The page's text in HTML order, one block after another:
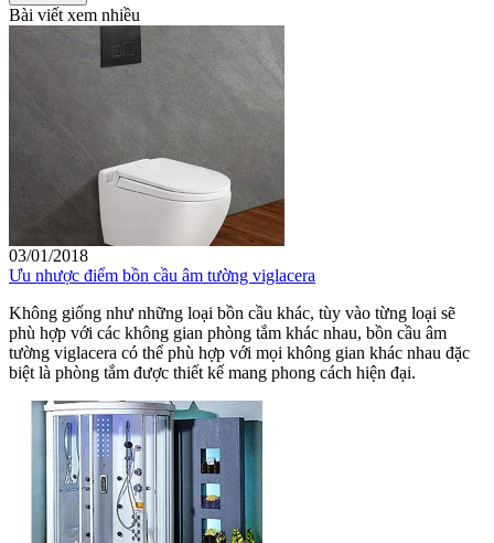
Bài viết xem nhiều
03/01/2018
Ưu nhược điểm bồn cầu âm tường viglacera
Không giống như những loại bồn cầu khác, tùy vào từng loại sẽ
phù hợp với các không gian phòng tắm khác nhau, bồn cầu âm
tường viglacera có thể phù hợp với mọi không gian khác nhau đặc
biệt là phòng tắm được thiết kế mang phong cách hiện đại.